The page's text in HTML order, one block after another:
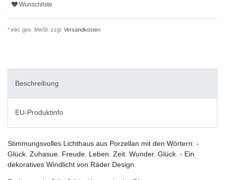
Wunschliste
* inkl. ges. MwSt. zzgl. Versandkosten
Beschreibung
EU-Produktinfo
Stimmungsvolles Lichthaus aus Porzellan mit den Wörtern: -
Glück. Zuhasue. Freude. Leben. Zeit. Wunder. Glück. - Ein
dekoratives Windlicht von Räder Design.